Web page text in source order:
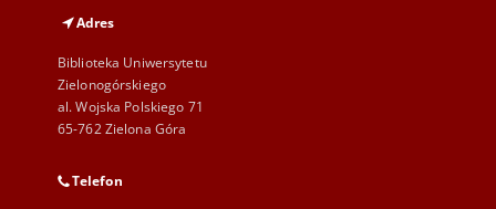
Adres
Biblioteka Uniwersytetu
Zielonogórskiego
al. Wojska Polskiego 71
65-762 Zielona Góra
Telefon